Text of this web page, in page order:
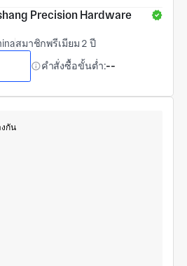
Precision Hardware
สมาชิกพรีเมียม 2 ปี
คำสั่งซื้อขั้นต่ำ:--